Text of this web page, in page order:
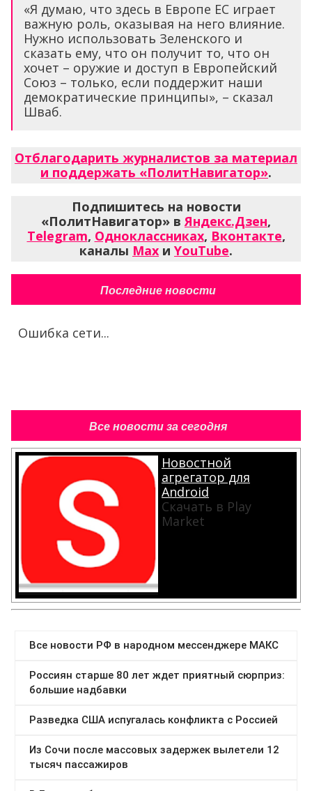
«Я думаю, что здесь в Европе ЕС играет
важную роль, оказывая на него влияние.
Нужно использовать Зеленского и
сказать ему, что он получит то, что он
хочет – оружие и доступ в Европейский
Союз – только, если поддержит наши
демократические принципы», – сказал
Шваб.
Отблагодарить журналистов за материал
и поддержать «ПолитНавигатор».
Подпишитесь на новости
«ПолитНавигатор» вЯндекс.Дзен,
Telegram, Одноклассниках, Вконтакте,
каналы Max и YouTube.
Последние новости
Ошибка сети...
Все новости за сегодня
Новостной
агрегатор для
Android
Скачать в Play
Market